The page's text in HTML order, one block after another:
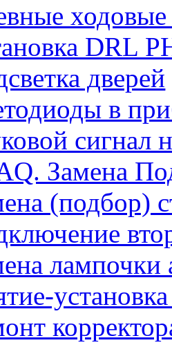
ходовые
DRL
дверей
в
сигнал
Замена
(подбор)
лампочки